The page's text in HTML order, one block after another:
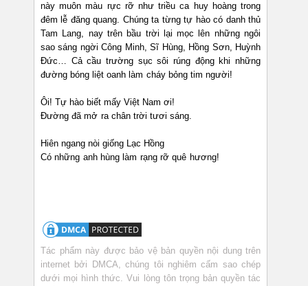
này muôn màu rực rỡ như triều ca huy hoàng trong
đêm lễ đăng quang. Chúng ta từng tự hào có danh thủ
Tam Lang, nay trên bầu trời lại mọc lên những ngôi
sao sáng ngời Công Minh, Sĩ Hùng, Hồng Sơn, Huỳnh
Đức… Cả cầu trường sục sôi rúng động khi những
đường bóng liệt oanh làm cháy bỏng tim người!
Ôi! Tự hào biết mấy Việt Nam ơi!
Đường đã mở ra chân trời tươi sáng.
Hiên ngang nòi giống Lạc Hồng
Có những anh hùng làm rạng rỡ quê hương!
Tác phẩm này được bảo vệ bản quyền nội dung trên
internet bởi DMCA, chúng tôi nghiêm cấm sao chép
dưới mọi hình thức. Vui lòng tôn trọng bản quyền tác